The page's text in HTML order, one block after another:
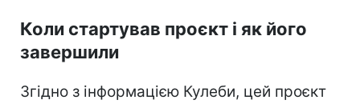
Коли стартував проєкт і як його
завершили
Згідно з інформацією Кулеби, цей проєкт